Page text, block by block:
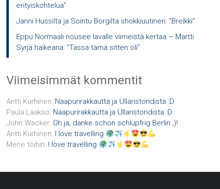
erityiskohtelua”
Janni Hussilta ja Sointu Borgilta shokkiuutinen: ”Breikki”
Eppu Normaali nousee lavalle viimeistä kertaa – Martti
Syrjä haikeana: ”Tässä tämä sitten oli”
Viimeisimmät kommentit
Antti Kurhinen: Naapurirakkautta ja Üllaristondista :D
Paula Laakso: Naapurirakkautta ja Üllaristondista :D
John Wacker: Oh ja, danke schön schlüpfrig Berlin ;)!
Antti Kurhinen:
I love travelling
Mene töihin: I love travelling